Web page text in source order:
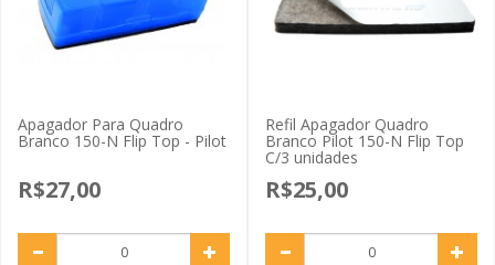
Apagador Para Quadro
Branco 150-N Flip Top - Pilot
R$27,00
Refil Apagador Quadro
Branco Pilot 150-N Flip Top
C/3 unidades
R$25,00